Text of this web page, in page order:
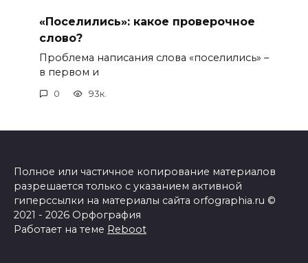
«Поселились»: какое проверочное
слово?
Проблема написания слова «поселились» –
в первом и
0 93к.
Полное или частичное копирование материалов
разрешается только с указанием активной
гиперссылки на материалы сайта orfographia.ru ©
2021 - 2026 Орфография
Работает на теме Reboot